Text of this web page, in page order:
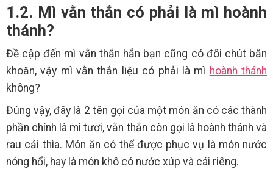
1.2. Mì vằn thắn có phải là mì hoành
thánh?
Đề cập đến mì vằn thắn hẳn bạn cũng có đôi chút băn
khoăn, vậy mì vằn thắn liệu có phải là mì hoành thánh
không?
Đúng vậy, đây là 2 tên gọi của một món ăn có các thành
phần chính là mì tươi, vằn thắn còn gọi là hoành thánh và
rau cải thìa. Món ăn có thể được phục vụ là món nước
nóng hổi, hay là món khô có nước xúp và cái riêng.